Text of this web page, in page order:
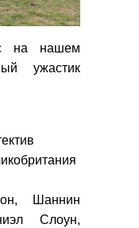
на нашем
ужастик
Шаннин
Слоун,